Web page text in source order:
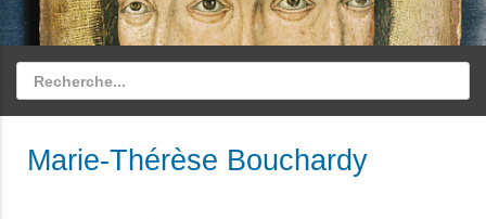
Marie-Thérèse Bouchardy